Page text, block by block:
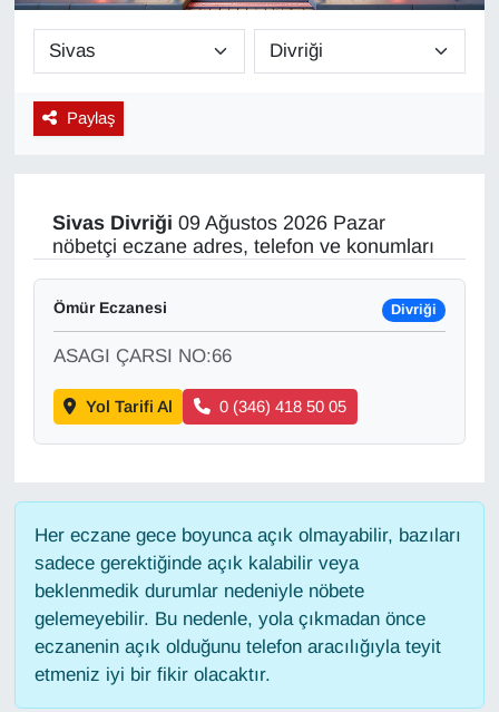
Paylaş
Sivas Divriği 09 Ağustos 2026 Pazar
nöbetçi eczane adres, telefon ve konumları
Ömür Eczanesi Divriği
ASAGI ÇARSI NO:66
Yol Tarifi Al 0 (346) 418 50 05
Her eczane gece boyunca açık olmayabilir, bazıları
sadece gerektiğinde açık kalabilir veya
beklenmedik durumlar nedeniyle nöbete
gelemeyebilir. Bu nedenle, yola çıkmadan önce
eczanenin açık olduğunu telefon aracılığıyla teyit
etmeniz iyi bir fikir olacaktır.
Diğer
DÜNYA
EKONOMİ
Eleman
Gündem
Haber
HABERDE İNSAN